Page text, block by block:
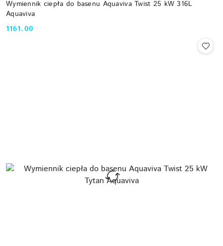
Wymiennik ciepła do basenu Aquaviva Twist 25 kW 316L
Aquaviva
Cena:
1161.00